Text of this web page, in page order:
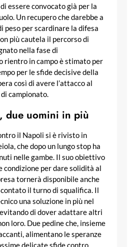
essere convocato già per la
Un recupero che darebbe a
peso per scardinare la difesa
più cautela il percorso di
nella fase di
rientro in campo è stimato per
per le sfide decisive della
così di avere l’attacco al
campionato.
due uomini in più
il Napoli si è rivisto in
che dopo un lungo stop ha
nelle gambe. Il suo obiettivo
per dare solidità al
tornerà disponibile anche
il turno di squalifica. Il
una soluzione in più nel
di dover adattare altri
loro. Due pedine che, insieme
alimentano le speranze
delicate sfide contro